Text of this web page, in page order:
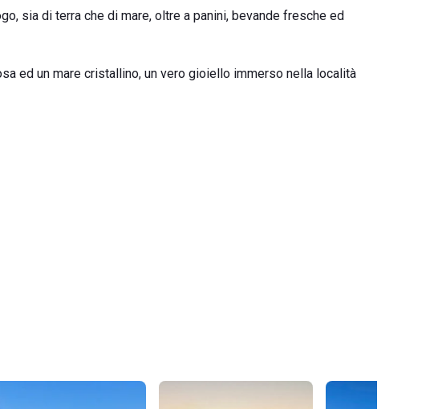
sia di terra che di mare, oltre a panini, bevande fresche ed
ed un mare cristallino, un vero gioiello immerso nella località